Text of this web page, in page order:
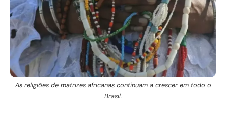
As religiões de matrizes africanas continuam a crescer em todo o
Brasil.